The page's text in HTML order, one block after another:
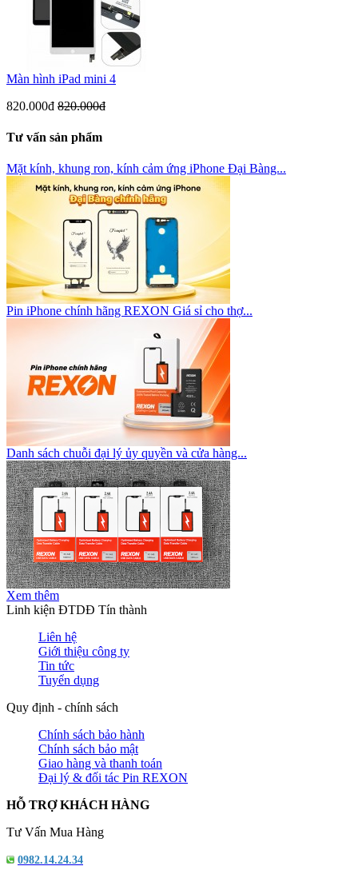
Màn hình iPad mini 4
820.000đ 820.000đ
Tư vấn sản phẩm
Mặt kính, khung ron, kính cảm ứng iPhone Đại Bàng...
Pin iPhone chính hãng REXON Giá sỉ cho thợ...
Danh sách chuỗi đại lý ủy quyền và cửa hàng...
Xem thêm
Linh kiện ĐTDĐ Tín thành
Liên hệ
Giới thiệu công ty
Tin tức
Tuyển dụng
Quy định - chính sách
Chính sách bảo hành
Chính sách bảo mật
Giao hàng và thanh toán
Đại lý & đối tác Pin REXON
HỖ TRỢ KHÁCH HÀNG
Tư Vấn Mua Hàng
0982.14.24.34